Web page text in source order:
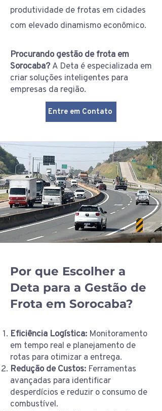
produtividade de frotas em cidades
com elevado dinamismo econômico.
Procurando gestão de frota em
Sorocaba? A Deta é especializada em
criar soluções inteligentes para
empresas da região.
Entre em Contato
Por que Escolher a
Deta para a Gestão de
Frota em Sorocaba?
Eficiência Logística: Monitoramento
em tempo real e planejamento de
rotas para otimizar a entrega.
Redução de Custos: Ferramentas
avançadas para identificar
desperdícios e reduzir o consumo de
combustível.